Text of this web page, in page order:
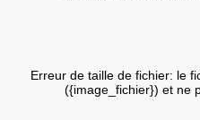
Erreur de taille de fichier: le
({image_fichier}) et ne